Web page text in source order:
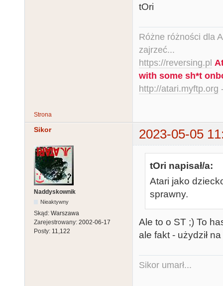
tOri
Różne różności dla
zajrzeć...
https://reversing.pl
with some sh*t
http://atari.myftp.org
Strona
Sikor 2023-05-05
Naddyskownik
Nieaktywny
Skąd: Warszawa
Zarejestrowany: 2002-06-17
Posty: 11,122
tOri napisał/a:
Atari jako
sprawny.
Ale to o ST ;) To
ale fakt - użydził
Sikor umarł...